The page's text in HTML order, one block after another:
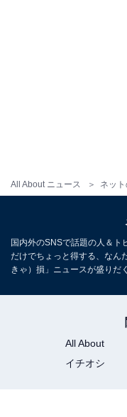
All About ニュース ネッ
国内外のSNSで話題の人＆ト
だけでちょっと得する、なん
きゃ）損」ニュースが盛りだ
All About
イチオシ